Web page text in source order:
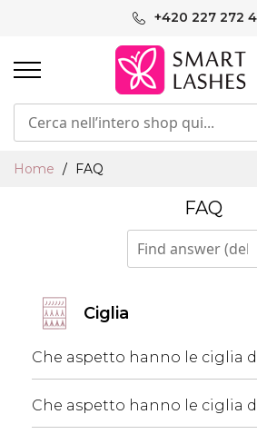
+420 227 272
Home FAQ
FAQ
Ciglia
Che aspetto hanno le ciglia
Che aspetto hanno le ciglia